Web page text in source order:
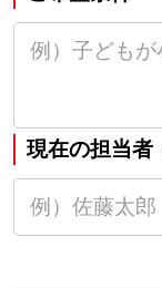
現在の担当者